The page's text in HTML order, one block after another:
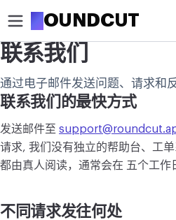
ROUNDCUT
裁剪图片
圆形裁剪图片
优化
去除背景
联系我们
通过电子邮件发送问题、请求和反
联系我们的最快方式
发送邮件至
请求, 我们没有独立的帮助台、工
都由真人阅读，通常会在 五个工作
不同请求发往何处